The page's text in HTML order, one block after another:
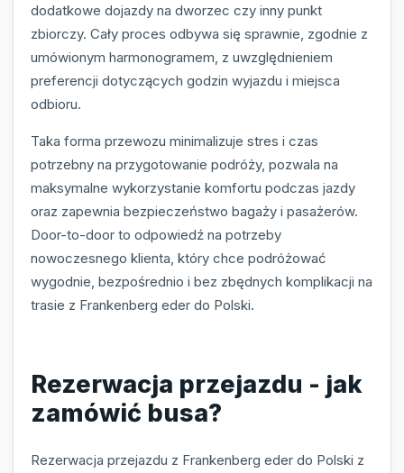
dodatkowe dojazdy na dworzec czy inny punkt
zbiorczy. Cały proces odbywa się sprawnie, zgodnie z
umówionym harmonogramem, z uwzględnieniem
preferencji dotyczących godzin wyjazdu i miejsca
odbioru.
Taka forma przewozu minimalizuje stres i czas
potrzebny na przygotowanie podróży, pozwala na
maksymalne wykorzystanie komfortu podczas jazdy
oraz zapewnia bezpieczeństwo bagaży i pasażerów.
Door-to-door to odpowiedź na potrzeby
nowoczesnego klienta, który chce podróżować
wygodnie, bezpośrednio i bez zbędnych komplikacji na
trasie z Frankenberg eder do Polski.
Rezerwacja przejazdu - jak
zamówić busa?
Rezerwacja przejazdu z Frankenberg eder do Polski z